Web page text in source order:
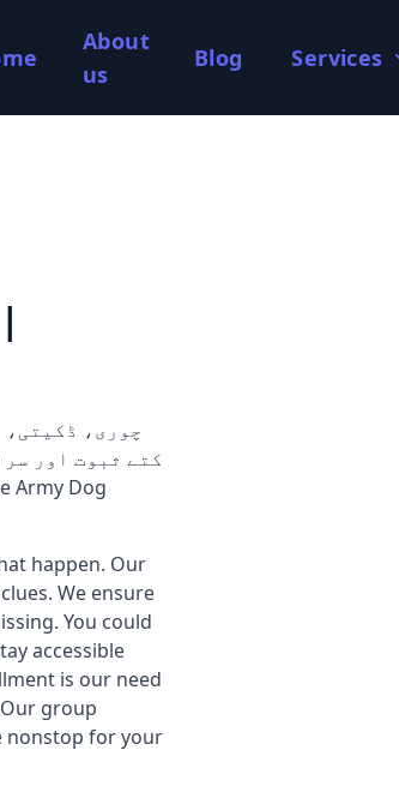
About
us
Blog Services
happen. Our
We ensure
You could
accessible
is our need
group
nonstop for your